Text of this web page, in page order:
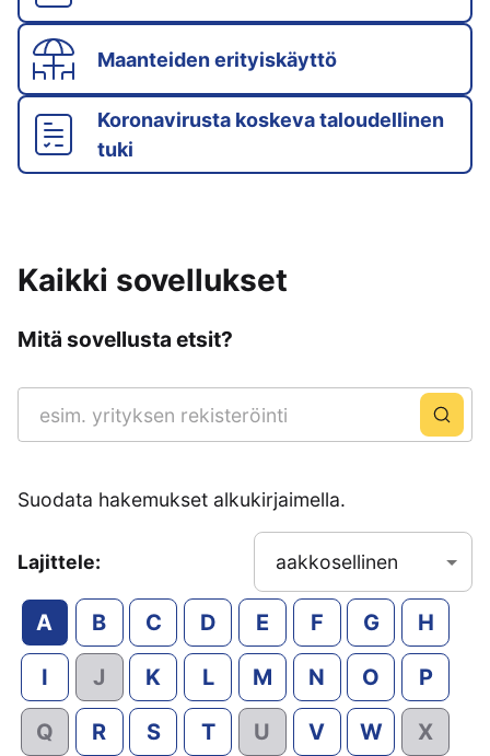
Maanteiden erityiskäyttö
Koronavirusta koskeva taloudellinen
tuki
Kaikki sovellukset
Mitä sovellusta etsit?
Suodata hakemukset alkukirjaimella.
Lajittele: aakkosellinen
A B C D E F G H
I J K L M N O P
Q R S T U V W X